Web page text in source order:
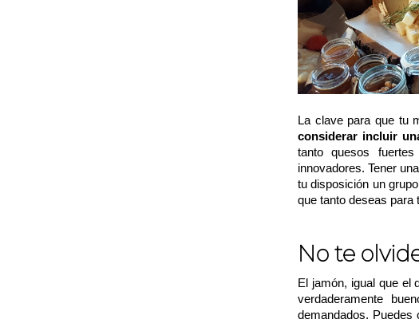
La clave para que tu
considerar incluir
tanto quesos
innovadores. Tener
tu disposición un
que tanto deseas para
No te
El jamón, igual que el
verdaderamente
demandados. Puedes